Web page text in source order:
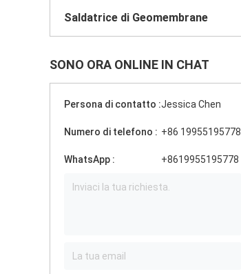
Saldatrice di Geomembrane
SONO ORA ONLINE IN CHAT
Persona di contatto :Jessica Chen
Numero di telefono : +86 19955195778
WhatsApp : +8619955195778